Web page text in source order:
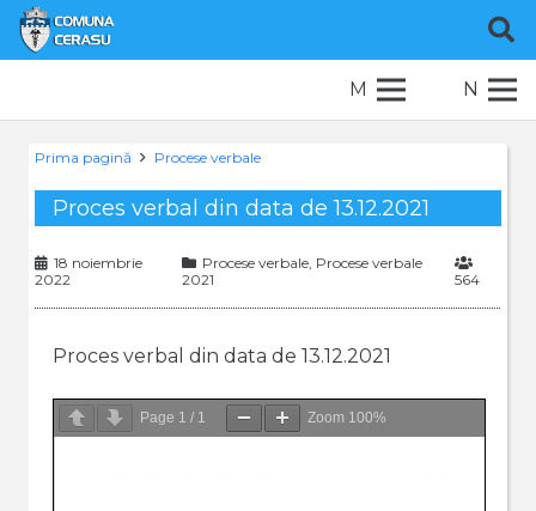
M N
Prima pagină Procese verbale
Proces verbal din data de 13.12.2021
18 noiembrie
2022
Procese verbale, Procese verbale
2021
564
Proces verbal din data de 13.12.2021
Page 1 / 1 Zoom 100%